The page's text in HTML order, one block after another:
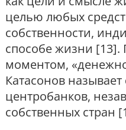
целью любых
собственности,
способе жизни
моментом,
Катасонов
центробанков,
собственных стран